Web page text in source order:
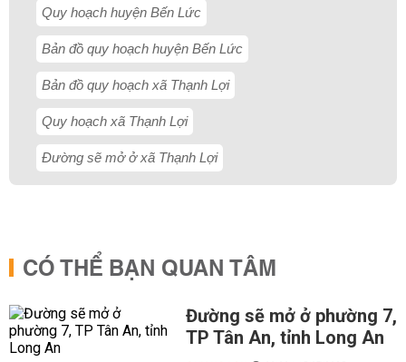
Quy hoạch huyện Bến Lức
Bản đồ quy hoạch huyện Bến Lức
Bản đồ quy hoạch xã Thạnh Lợi
Quy hoạch xã Thạnh Lợi
Đường sẽ mở ở xã Thạnh Lợi
CÓ THỂ BẠN QUAN TÂM
Đường sẽ mở ở phường 7,
TP Tân An, tỉnh Long An